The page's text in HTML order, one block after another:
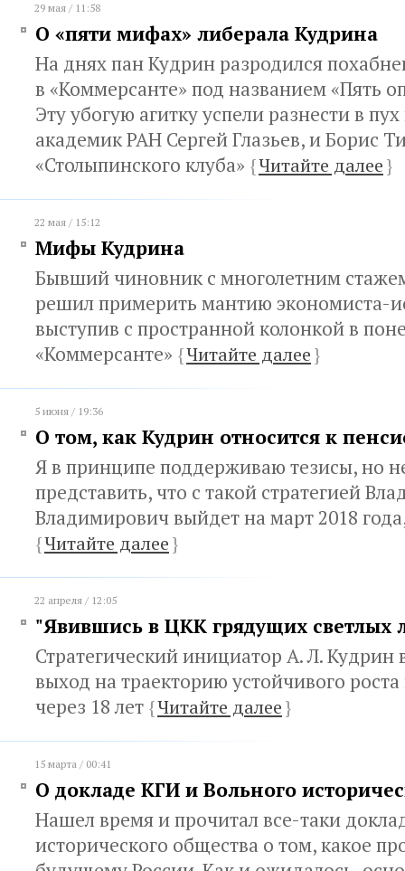
29 мая / 11:58
О «пяти мифах» либерала Кудрина
На днях пан Кудрин разродился
в «Коммерсанте» под названием «Пять
Эту убогую агитку успели разнести в
академик РАН Сергей Глазьев, и Борис
«Столыпинского клуба» {Читайте далее}
22 мая / 15:12
Мифы Кудрина
Бывший чиновник с многолетним
решил примерить мантию экономиста-
выступив с пространной колонкой в
«Коммерсанте» {Читайте далее}
5 июня / 19:36
О том, как Кудрин относится к
Я в принципе поддерживаю тезисы, но
представить, что с такой стратегией
Владимирович выйдет на март 2018
{Читайте далее}
22 апреля / 12:05
"Явившись в ЦКК грядущих светлых
Стратегический инициатор А. Л. Кудрин
выход на траекторию устойчивого роста
через 18 лет {Читайте далее}
15 марта / 00:41
О докладе КГИ и Вольного
Нашел время и прочитал все-таки
исторического общества о том, какое